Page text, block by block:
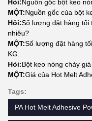
Hỏi:Nguồn gốc bột keo
MỘT:Nguồn gốc của bột
Hỏi:Số lượng đặt hàng tối
nhiêu?
MỘT:Số lượng đặt hàng
KG.
Hỏi:Bột keo nóng chảy
MỘT:Giá của Hot Melt
Tags:
PA Hot Melt Adhesive